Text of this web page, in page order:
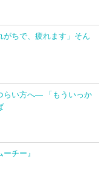
がちで、疲れます」そん
らい方へ― 「もういっか
チー』